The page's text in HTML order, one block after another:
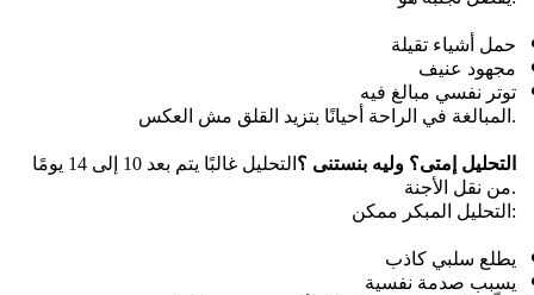
حمل أشياء تقيلة
مجهود عنيف
توتر نفسي مبالغ فيه
المبالغة في الراحة أحيانًا بتزيد القلق مش العكس.
التحليل إمتى؟ وليه بنستنى ؟
من نقل الأجنة.
التحليل المبكر ممكن:
يطلع سلبي كاذب
يسبب صدمة نفسية